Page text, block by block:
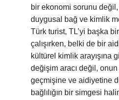
bir ekonomi sorunu
duygusal bağ ve kimlik
Türk turist, TL’yi başka
çalışırken, belki de bir
kültürel kimlik arayışına
değişim aracı değil,
geçmişine ve aidiyetine
bağlılığın bir simgesi